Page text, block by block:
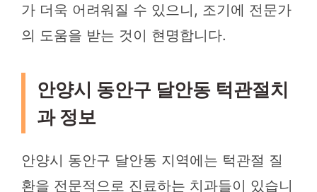
가 더욱 어려워질 수 있으니, 조기에 전문가
의 도움을 받는 것이 현명합니다.
안양시 동안구 달안동 턱관절치
과 정보
안양시 동안구 달안동 지역에는 턱관절 질
환을 전문적으로 진료하는 치과들이 있습니